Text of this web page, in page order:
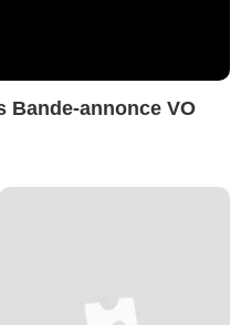
Bande-annonce VO